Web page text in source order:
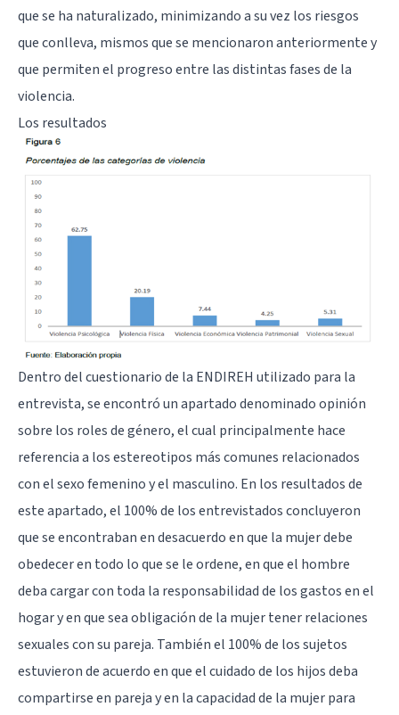
que se ha naturalizado, minimizando a su vez los riesgos
que conlleva, mismos que se mencionaron anteriormente y
que permiten el progreso entre las distintas fases de la
violencia.
Los resultados
Dentro del cuestionario de la ENDIREH utilizado para la
entrevista, se encontró un apartado denominado opinión
sobre los roles de género, el cual principalmente hace
referencia a los estereotipos más comunes relacionados
con el sexo femenino y el masculino. En los resultados de
este apartado, el 100% de los entrevistados concluyeron
que se encontraban en desacuerdo en que la mujer debe
obedecer en todo lo que se le ordene, en que el hombre
deba cargar con toda la responsabilidad de los gastos en el
hogar y en que sea obligación de la mujer tener relaciones
sexuales con su pareja. También el 100% de los sujetos
estuvieron de acuerdo en que el cuidado de los hijos deba
compartirse en pareja y en la capacidad de la mujer para